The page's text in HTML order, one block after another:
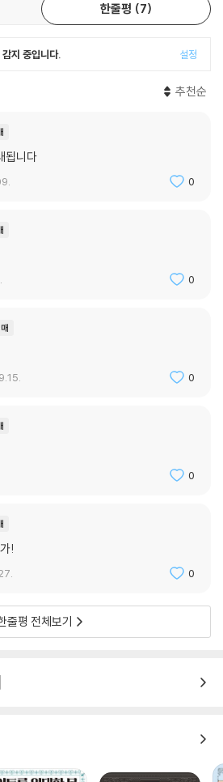
를 움직여 특정 부분을 긁은 다음 워드 프로세
것처럼, ‘찾기’와 ‘바꾸기’ 기능을 사용하
부 손쉽게 변경할 수 있다. 자연에서도 이러
운 단백질을 합성할 때마다 우리 몸에서는 D
사-붙여넣기’가 끊임없이 일어난다.”
. 생명의 근간을 이루는 원초성과 미래성을
물질이라는 점이 RNA의 가장 큰 매력이다.
안내서다. RNA가 생명을 조율하고 변화시키
의 개념을 바꾸고, 의학과 생명공학에 어떤
탐구한다.
의 연구팀이 촉매제로서의 RNA(리보자임)
보자임은 ‘효소란 당연히 단백질’이라는 굳
하는 존재였다. 이 연구 성과로 저자는 1989
다면, 2부는 RNA가 자연의 한계를 넘어 생
을 이야기한다. 한때 DNA의 유전학적 지시
그친다고 여겼던 RNA가 지구상의 생명이
된다.
와 미래를 조망하기 위한 필독서로, 어렵게
였다. 이 책을 읽는 독자들은 RNA를 기반으
약품, 혁신적인 신약 개발의 최전선을 경험할
한줄평 7
지 중입니다. 설정
추천순
됩니다
0
0
0
0
!
0
줄평 전체보기